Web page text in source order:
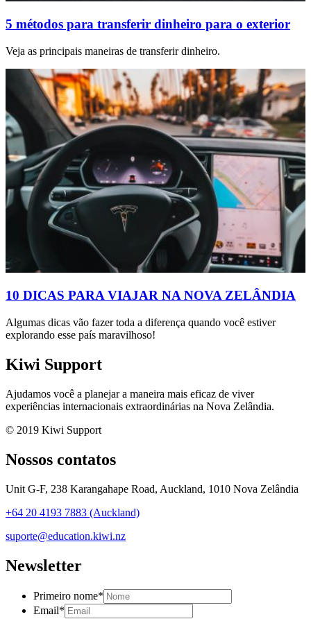
5 métodos para transferir dinheiro para o exterior
Veja as principais maneiras de transferir dinheiro.
10 DICAS PARA VIAJAR NA NOVA ZELÂNDIA
Algumas dicas vão fazer toda a diferença quando você estiver
explorando esse país maravilhoso!
Kiwi Support
Ajudamos você a planejar a maneira mais eficaz de viver
experiências internacionais extraordinárias na Nova Zelândia.
© 2019 Kiwi Support
Nossos contatos
Unit G-F, 238 Karangahape Road, Auckland, 1010 Nova Zelândia
+64 20 4193 7883 (Auckland)
suporte@education.kiwi.nz
Newsletter
Primeiro nome*
Email*